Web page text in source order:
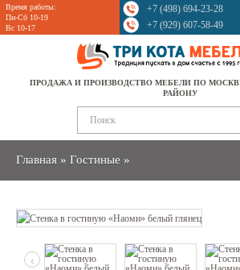
Время работы:
Пн-Сб 10-19
Вс 10-17
+7 (498) 694-23-28
+7 (929) 607-58-49
ПРОДАЖА И ПРОИЗВОДСТВО МЕБЕЛИ ПО
РАЙОНУ
Главная » Гостиные »
Sale
‹